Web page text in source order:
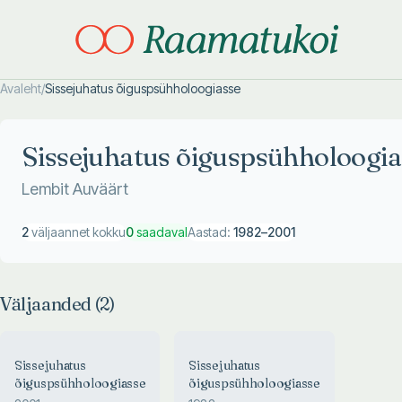
Avaleht/Sissejuhatus õiguspsühholoogiasse
Sissejuhatus
Lembit Auväärt
2väljaannet kokku0saadavalAastad: 1982–2001
Väljaanded (2)
Sissejuhatus
õiguspsühholoogiasse
Sissejuhatus
õiguspsühholoogiasse